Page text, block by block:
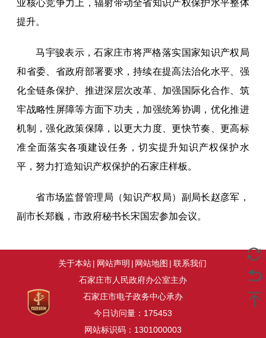
业核心竞争力上，辐射带动全省知识产权保护水平整体
提升。
马宇骏表示，石家庄市将严格落实国家知识产权局
和省委、省政府部署要求，持续在提高法治化水平、强
化全链条保护、推进深层次改革、加强国际化合作、筑
牢战略性屏障等方面下功夫，加强统筹协调，优化推进
机制，强化政策保障，以更大力度、更快节奏、更高标
准全面落实各项建设任务，切实提升知识产权保护水
平，努力打造知识产权保护的石家庄样板。
省市场监督管理局（知识产权局）副局长赵彦军，
副市长郑巍，市政府秘书长宋国宏参加会议。
关于本站| 网站声明 | 网站地图 | 联系我们
石家庄市人民政府办公室主办
石家庄市电子政务中心承办
今日访问量： 175453
网站标识码：1301000003